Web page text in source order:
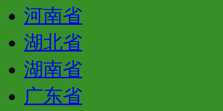
河南省
湖北省
湖南省
广东省